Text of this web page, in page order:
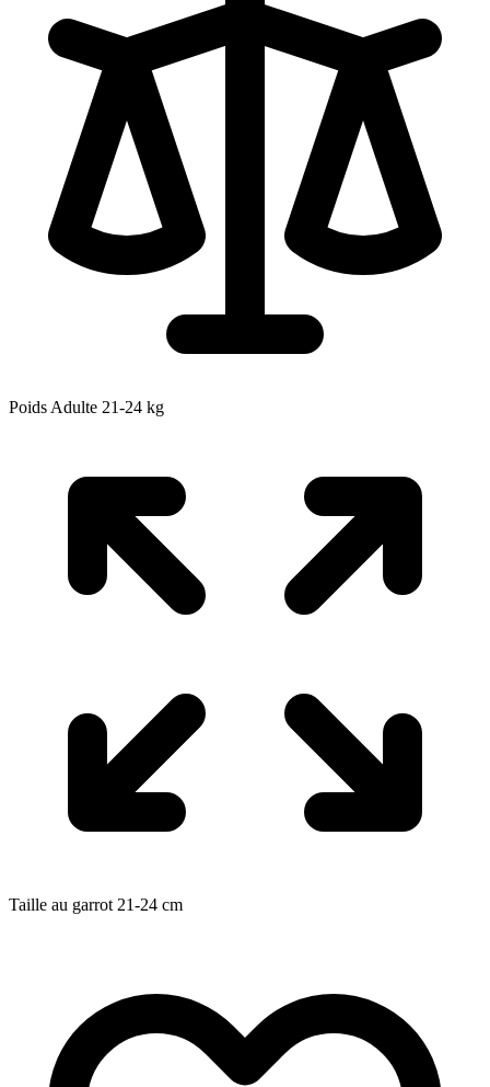
Poids Adulte 21-24 kg
Taille au garrot 21-24 cm